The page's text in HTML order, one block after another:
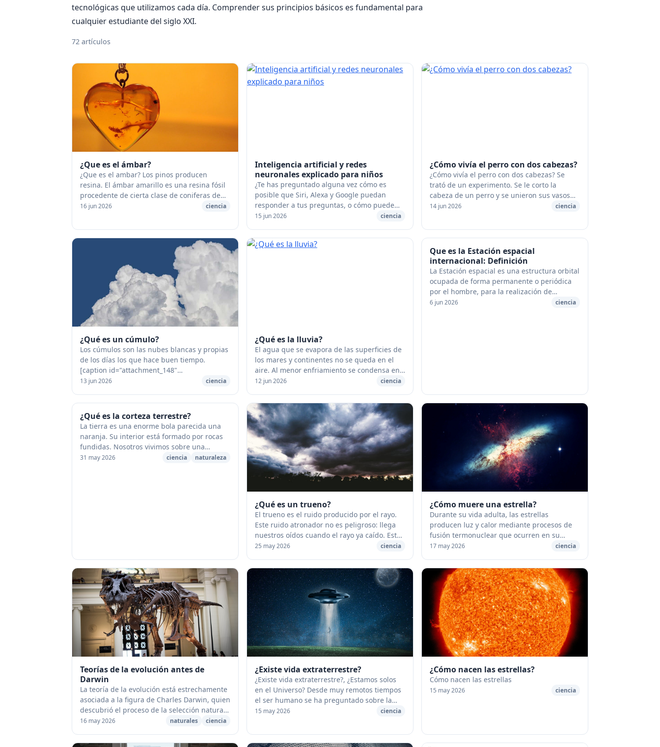
tecnológicas que utilizamos cada día. Comprender sus principios básicos es fundamental para
cualquier estudiante del siglo XXI.
72 artículos
¿Que es el ámbar?
¿Que es el ambar? Los pinos producen
resina. El ámbar amarillo es una resina fósil
procedente de cierta clase de coniferas de
las selvas prehistóricas. Abunda en las
16 jun 2026 ciencia
Inteligencia artificial y redes
neuronales explicado para niños
¿Te has preguntado alguna vez cómo es
posible que Siri, Alexa y Google puedan
responder a tus preguntas, o cómo puede
Facebook reconocer las caras de tus amigos
15 jun 2026 ciencia
¿Cómo vivía el perro con dos cabezas?
¿Cómo vivía el perro con dos cabezas? Se
trató de un experimento. Se le corto la
cabeza de un perro y se unieron sus vasos
sanguíneos a los de otro perro. De manera
14 jun 2026 ciencia
¿Qué es un cúmulo?
Los cúmulos son las nubes blancas y propias
de los días los que hace buen tiempo.
[caption id="attachment_148"
align="aligncenter" width="590"]
muy distin...
13 jun 2026 ciencia
¿Qué es la lluvia?
El agua que se evapora de las superficies de
los mares y continentes no se queda en el
aire. Al menor enfriamiento se condensa en
nubes que caen seguidamente en forma de
12 jun 2026 ciencia
Que es la Estación espacial
internacional: Definición
La Estación espacial es una estructura orbital
ocupada de forma permanente o periódica
por el hombre, para la realización de
estudios de astronomía, física, química o
6 jun 2026 ciencia
¿Qué es la corteza terrestre?
La tierra es una enorme bola parecida una
naranja. Su interior está formado por rocas
fundidas. Nosotros vivimos sobre una
delgada corteza de tierra y mar. [caption
31 may 2026 ciencia naturaleza
¿Qué es un trueno?
El trueno es el ruido producido por el rayo.
Este ruido atronador no es peligroso: llega
nuestros oídos cuando el rayo ya caído. Esto
no es el ruido producido por el rayo o el
25 may 2026 ciencia
¿Cómo muere una estrella?
Durante su vida adulta, las estrellas
producen luz y calor mediante procesos de
fusión termonuclear que ocurren en su
interior. Es tan grande la masa de una
17 may 2026 ciencia
Teorías de la evolución antes de
Darwin
La teoría de la evolución está estrechamente
asociada a la figura de Charles Darwin, quien
descubrió el proceso de la selección natural.
Sin embargo, antes de que Darwin publicara
16 may 2026 naturales ciencia
¿Existe vida extraterrestre?
¿Existe vida extraterrestre?, ¿Estamos solos
en el Universo? Desde muy remotos tiempos
el ser humano se ha preguntado sobre la
posibilidad de que exista vida inteligente en
15 may 2026 ciencia
¿Cómo nacen las estrellas?
Cómo nacen las estrellas
15 may 2026 ciencia